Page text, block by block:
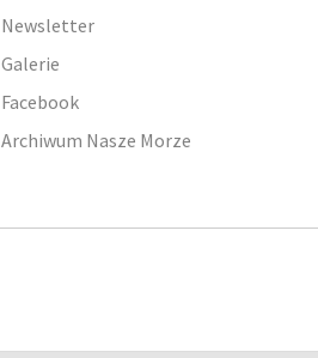
Newsletter
Galerie
Facebook
Archiwum Nasze Morze